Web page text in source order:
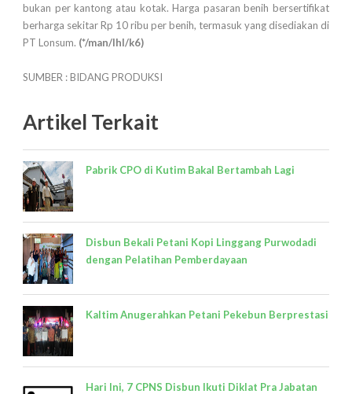
bukan per kantong atau kotak. Harga pasaran benih bersertifikat
berharga sekitar Rp 10 ribu per benih, termasuk yang disediakan di
PT Lonsum. (*/man/lhl/k6)
SUMBER : BIDANG PRODUKSI
Artikel Terkait
Pabrik CPO di Kutim Bakal Bertambah Lagi
Disbun Bekali Petani Kopi Linggang Purwodadi
dengan Pelatihan Pemberdayaan
Kaltim Anugerahkan Petani Pekebun Berprestasi
Hari Ini, 7 CPNS Disbun Ikuti Diklat Pra Jabatan